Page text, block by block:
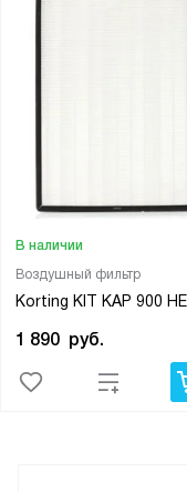
Воздушный фильтр
Korting KIT KAP 900
В наличии
1 890 руб.